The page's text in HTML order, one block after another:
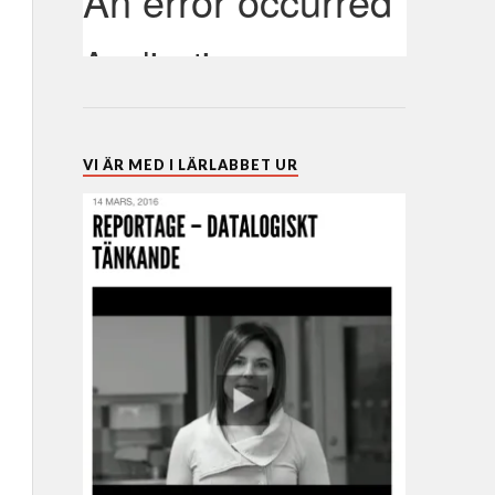
VI ÄR MED I LÄRLABBET UR